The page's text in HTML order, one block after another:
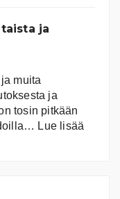
ja
muita
ja
tosin pitkään
Lue lisää